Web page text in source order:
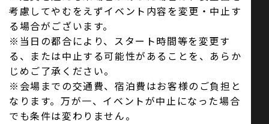
考慮してやむをえずイベント内容を変更・中止す
る場合がございます。
※当日の都合により、スタート時間等を変更す
る、または中止する可能性があることを、あらか
じめご了承ください。
※会場までの交通費、宿泊費はお客様のご負担と
なります。万が一、イベントが中止になった場合
でも条件は変わりません。